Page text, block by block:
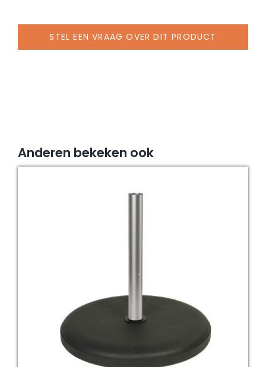
STEL EEN VRAAG OVER DIT PRODUCT
Anderen bekeken ook